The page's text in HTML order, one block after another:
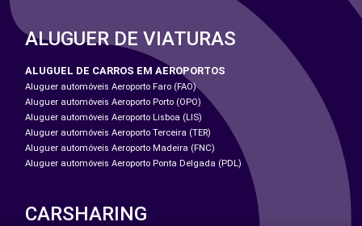
ALUGUER DE VIATURAS
ALUGUEL DE CARROS EM AEROPORTOS
Aluguer automóveis Aeroporto Faro (FAO)
Aluguer automóveis Aeroporto Porto (OPO)
Aluguer automóveis Aeroporto Lisboa (LIS)
Aluguer automóveis Aeroporto Terceira (TER)
Aluguer automóveis Aeroporto Madeira (FNC)
Aluguer automóveis Aeroporto Ponta Delgada (PDL)
CARSHARING